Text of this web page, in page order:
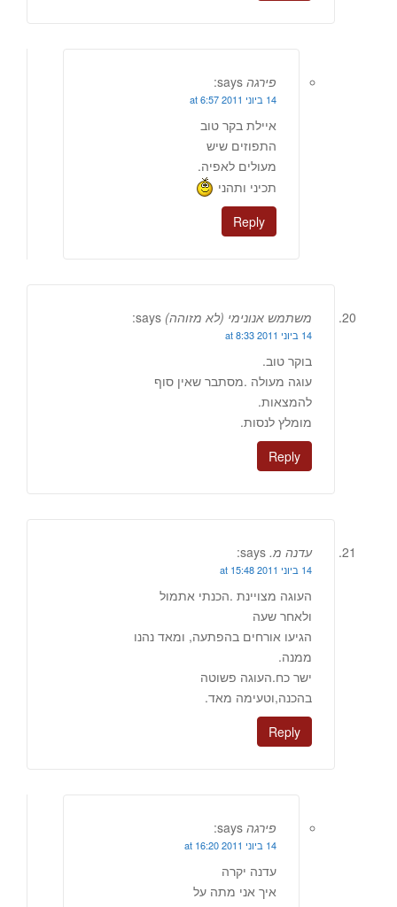
פירגה says:
14 ביוני 2011 at 6:57
איילת בקר טוב
התפוזים שיש
מעולים לאפיה.
תכיני ותהני
Reply
משתמש אנונימי (לא מזוהה) says:
14 ביוני 2011 at 8:33
בוקר טוב.
עוגה מעולה .מסתבר שאין סוף
להמצאות.
מומלץ לנסות.
Reply
עדנה מ. says:
14 ביוני 2011 at 15:48
העוגה מצויינת .הכנתי אתמול
ולאחר שעה
הגיעו אורחים בהפתעה, ומאד נהנו
ממנה.
ישר כח.העוגה פשוטה
בהכנה,וטעימה מאד.
Reply
פירגה says:
14 ביוני 2011 at 16:20
עדנה יקרה
איך אני מתה על